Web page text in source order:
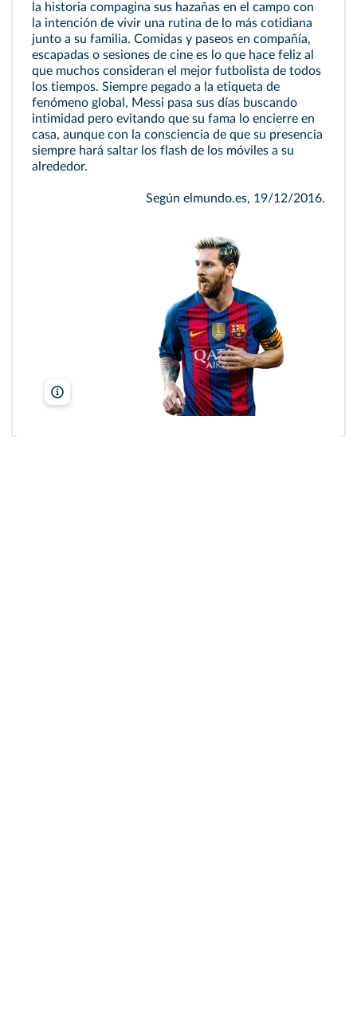
la historia compagina sus hazañas en el campo con
la intención de vivir una rutina de lo más cotidiana
junto a su familia. Comidas y paseos en compañía,
escapadas o sesiones de cine es lo que hace feliz al
que muchos consideran el mejor futbolista de todos
los tiempos. Siempre pegado a la etiqueta de
fenómeno global, Messi pasa sus días buscando
intimidad pero evitando que su fama lo encierre en
casa, aunque con la consciencia de que su presencia
siempre hará saltar los flash de los móviles a su
alrededor.
Según elmundo.es, 19/12/2016.
Matthias Oesterle/ZUMA Wire/Alamy